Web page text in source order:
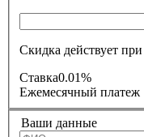
Скидка действует
Ставка0.01%
Ежемесячный платеж
Ваши данные